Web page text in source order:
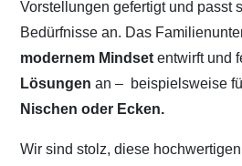
Vorstellungen gefertigt und passt
Bedürfnisse an. Das
modernem Mindset entwirft und
Lösungen an – beispielsweise
Nischen oder Ecken.
Wir sind stolz, diese